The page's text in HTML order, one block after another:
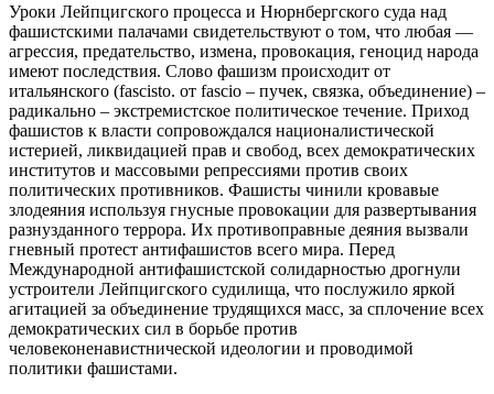
Уроки Лейпцигского процесса и Нюрнбергского суда над
фашистскими палачами свидетельствуют о том, что любая —
агрессия, предательство, измена, провокация, геноцид народа
имеют последствия. Слово фашизм происходит от
итальянского (fascisto. от fascio – пучек, связка, объединение) –
радикально – экстремистское политическое течение. Приход
фашистов к власти сопровождался националистической
истерией, ликвидацией прав и свобод, всех демократических
институтов и массовыми репрессиями против своих
политических противников. Фашисты чинили кровавые
злодеяния используя гнусные провокации для развертывания
разнузданного террора. Их противоправные деяния вызвали
гневный протест антифашистов всего мира. Перед
Международной антифашистской солидарностью дрогнули
устроители Лейпцигского судилища, что послужило яркой
агитацией за объединение трудящихся масс, за сплочение всех
демократических сил в борьбе против
человеконенавистнической идеологии и проводимой
политики фашистами.